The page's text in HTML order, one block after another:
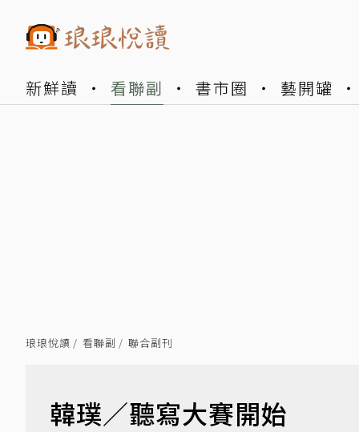
新鮮讀 看聯副 書市圈 藝開罐
琅琅悅讀 看聯副 聯合副刊
韓璞／聽寫大賽開始